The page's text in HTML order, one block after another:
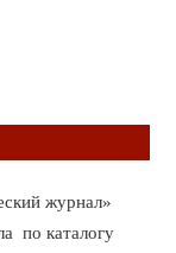
журнал»
по каталогу